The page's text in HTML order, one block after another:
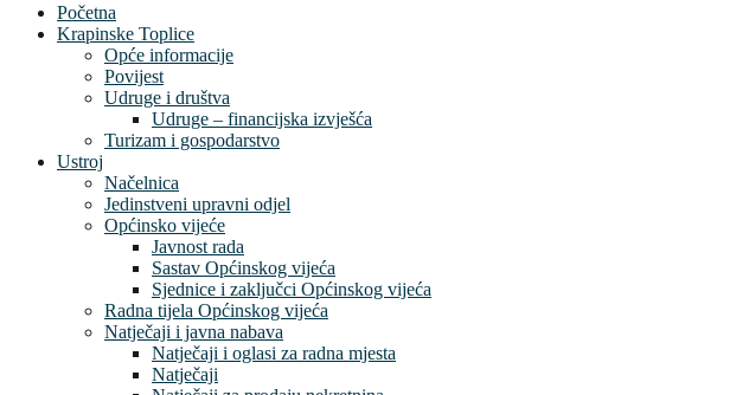
Početna
Krapinske Toplice
Opće informacije
Povijest
Udruge i društva
Udruge – financijska izvješća
Turizam i gospodarstvo
Ustroj
Načelnica
Jedinstveni upravni odjel
Općinsko vijeće
Javnost rada
Sastav Općinskog vijeća
Sjednice i zaključci Općinskog vijeća
Radna tijela Općinskog vijeća
Natječaji i javna nabava
Natječaji i oglasi za radna mjesta
Natječaji